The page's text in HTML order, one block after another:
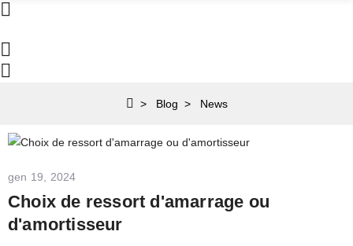
Blog News
gen 19, 2024
Choix de ressort d'amarrage ou
d'amortisseur